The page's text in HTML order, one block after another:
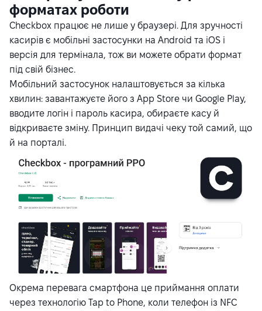
форматах роботи
Checkbox працює не лише у браузері. Для зручності
касирів є мобільні застосунки на Android та iOS і
версія для термінала, тож ви можете обрати формат
під свій бізнес.
Мобільний застосунок налаштовується за кілька
хвилин: завантажуєте його з App Store чи Google Play,
вводите логін і пароль касира, обираєте касу й
відкриваєте зміну. Принцип видачі чеку той самий, що
й на порталі.
Окрема перевага смартфона це приймання оплати
через технологію Tap to Phone, коли телефон із NFC